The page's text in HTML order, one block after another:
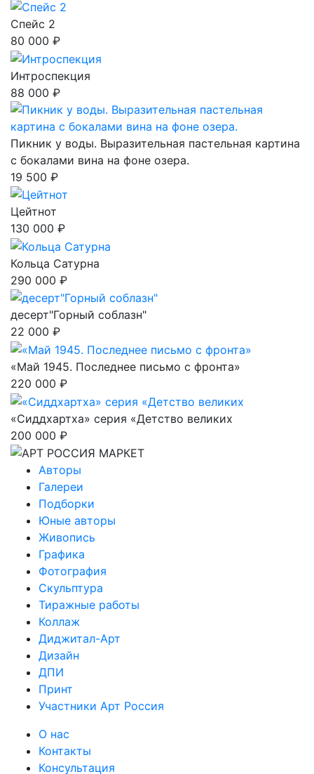
Спейс 2
80 000 ₽
Интроспекция
88 000 ₽
Пикник у воды. Выразительная пастельная картина
с бокалами вина на фоне озера.
19 500 ₽
Цейтнот
130 000 ₽
Кольца Сатурна
290 000 ₽
десерт"Горный соблазн"
22 000 ₽
«Май 1945. Последнее письмо с фронта»
220 000 ₽
«Сиддхартха» серия «Детство великих
200 000 ₽
Авторы
Галереи
Подборки
Юные авторы
Живопись
Графика
Фотография
Скульптура
Тиражные работы
Коллаж
Диджитал-Арт
Дизайн
ДПИ
Принт
Участники Арт Россия
О нас
Контакты
Консультация